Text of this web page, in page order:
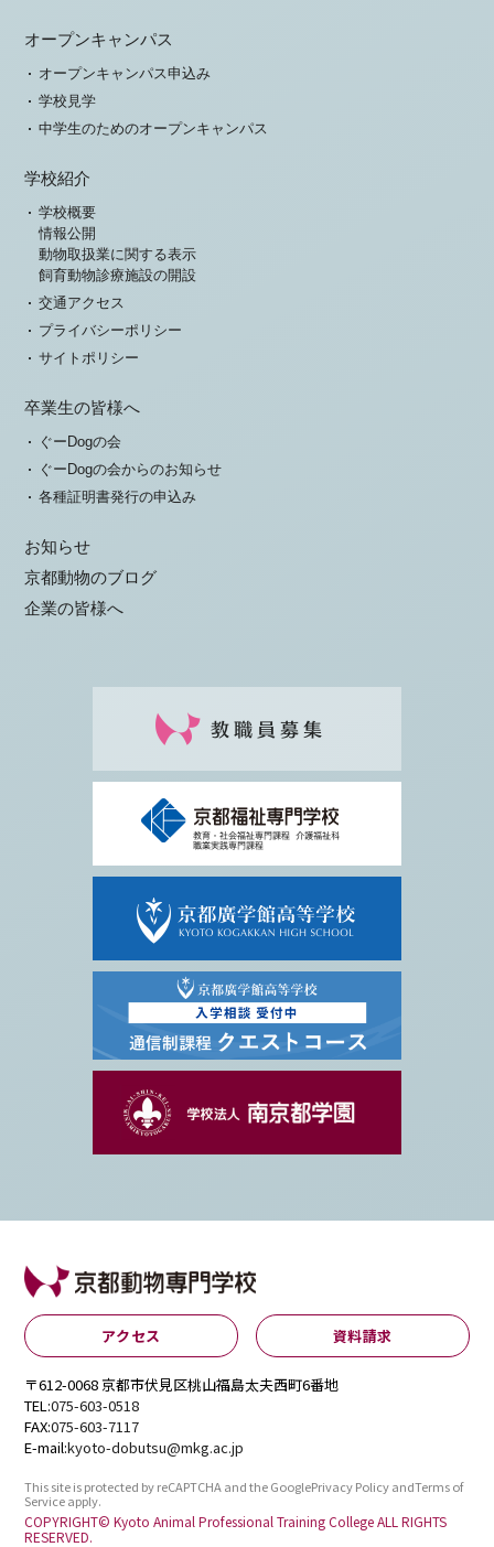
オープンキャンパス
オープンキャンパス申込み
学校見学
中学生のためのオープンキャンパス
学校紹介
学校概要
情報公開
動物取扱業に関する表示
飼育動物診療施設の開設
交通アクセス
プライバシーポリシー
サイトポリシー
卒業生の皆様へ
ぐーDogの会
ぐーDogの会からのお知らせ
各種証明書発行の申込み
お知らせ
京都動物のブログ
企業の皆様へ
アクセス 資料請求
〒612-0068 京都市伏見区桃山福島太夫西町6番地
TEL:075-603-0518
FAX:075-603-7117
E-mail:kyoto-dobutsu@mkg.ac.jp
This site is protected by reCAPTCHA and the GooglePrivacy PolicyandTerms of
Serviceapply.
COPYRIGHT© Kyoto Animal Professional Training College ALL RIGHTS
RESERVED.